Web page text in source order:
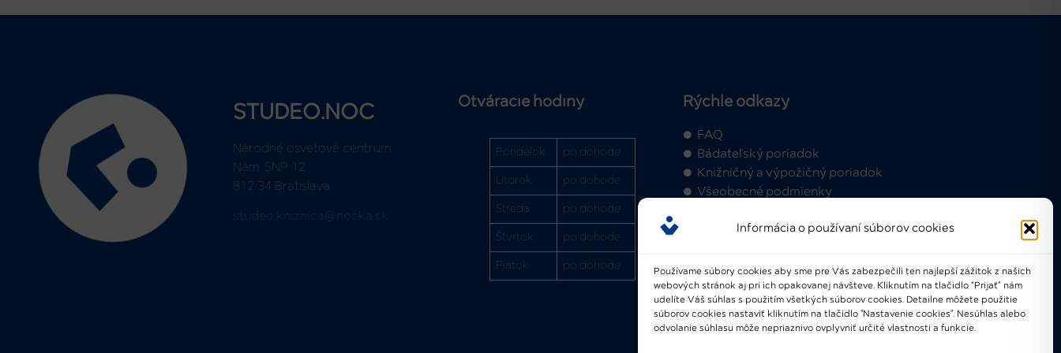
Informácia o používaní súborov cookies
Používame súbory cookies aby sme pre Vás zabezpečili ten najlepší zážitok z našich
webových stránok aj pri ich opakovanej návšteve. Kliknutím na tlačidlo “Prijať” nám
udelíte Váš súhlas s použitím všetkých súborov cookies. Detailne môžete použitie
súborov cookies nastaviť kliknutím na tlačidlo "Nastavenie cookies". Nesúhlas alebo
odvolanie súhlasu môže nepriaznivo ovplyvniť určité vlastnosti a funkcie.
STUDEO.NOC
Národné osvetové centrum
Nám. SNP 12
812 34 Bratislava
studeo.kniznica@nocka.sk
Otváracie hodiny
Pondelok po dohode
Utorok po dohode
Streda po dohode
Štvrtok po dohode
Piatok po dohode
Rýchle odkazy
FAQ
Bádateľský poriadok
Knižničný a výpožičný poriadok
Všeobecné podmienky
2021-2024 © Národné osvetové
centrum